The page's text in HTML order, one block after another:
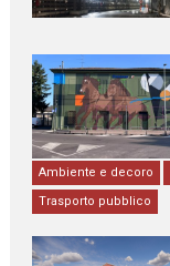
Ambiente e decoro
Trasporto pubblico